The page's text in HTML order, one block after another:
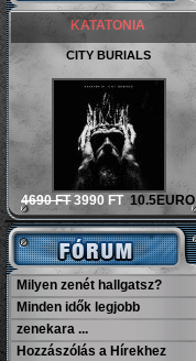
KATATONIA
CITY BURIALS
4690 FT 3990 FT 10.5EURO
Milyen zenét hallgatsz?
Minden idők legjobb
zenekara ...
Hozzászólás a Hírekhez